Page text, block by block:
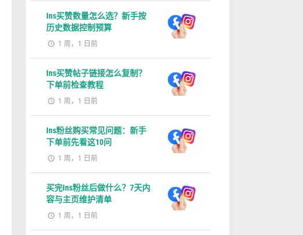
Ins买赞数量怎么选？新手按
历史数据控制预算
1 周，1 日前
Ins买赞帖子链接怎么复制？
下单前检查教程
1 周，1 日前
Ins粉丝购买常见问题：新手
下单前先看这10问
1 周，1 日前
买完Ins粉丝后做什么？7天内
容与主页维护清单
1 周，1 日前